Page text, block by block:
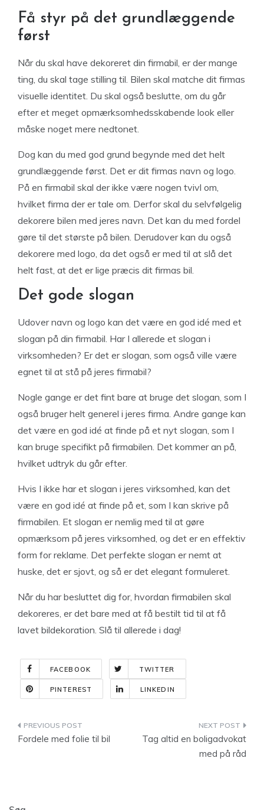
Få styr på det grundlæggende
først
Når du skal have dekoreret din firmabil, er der mange
ting, du skal tage stilling til. Bilen skal matche dit firmas
visuelle identitet. Du skal også beslutte, om du går
efter et meget opmærksomhedsskabende look eller
måske noget mere nedtonet.
Dog kan du med god grund begynde med det helt
grundlæggende først. Det er dit firmas navn og logo.
På en firmabil skal der ikke være nogen tvivl om,
hvilket firma der er tale om. Derfor skal du selvfølgelig
dekorere bilen med jeres navn. Det kan du med fordel
gøre til det største på bilen. Derudover kan du også
dekorere med logo, da det også er med til at slå det
helt fast, at det er lige præcis dit firmas bil.
Det gode slogan
Udover navn og logo kan det være en god idé med et
slogan på din firmabil. Har I allerede et slogan i
virksomheden? Er det er slogan, som også ville være
egnet til at stå på jeres firmabil?
Nogle gange er det fint bare at bruge det slogan, som I
også bruger helt generel i jeres firma. Andre gange kan
det være en god idé at finde på et nyt slogan, som I
kan bruge specifikt på firmabilen. Det kommer an på,
hvilket udtryk du går efter.
Hvis I ikke har et slogan i jeres virksomhed, kan det
være en god idé at finde på et, som I kan skrive på
firmabilen. Et slogan er nemlig med til at gøre
opmærksom på jeres virksomhed, og det er en effektiv
form for reklame. Det perfekte slogan er nemt at
huske, det er sjovt, og så er det elegant formuleret.
Når du har besluttet dig for, hvordan firmabilen skal
dekoreres, er det bare med at få bestilt tid til at få
lavet bildekoration. Slå til allerede i dag!
FACEBOOK TWITTER
PINTEREST LINKEDIN
Indlægsnavigation
Fordele med folie til bil
Tag altid en boligadvokat
med på råd